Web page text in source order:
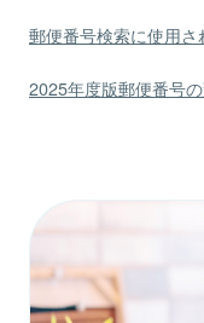
郵便番号検索に使用
2025年度版郵便番号